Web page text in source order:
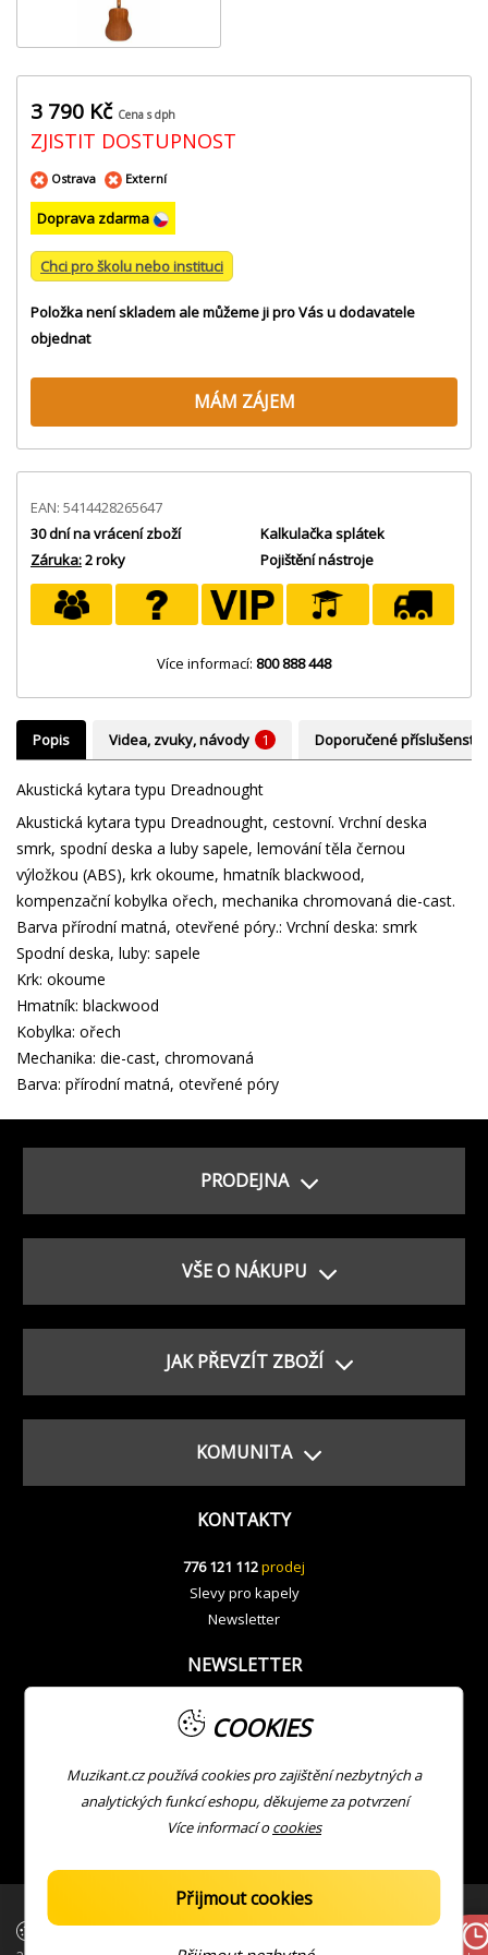
3 790 Kč Cena s dph
ZJISTIT DOSTUPNOST
Ostrava Externí
Doprava zdarma
Chci pro školu nebo instituci
Položka není skladem ale můžeme ji pro Vás u dodavatele
objednat
MÁM ZÁJEM
EAN: 5414428265647
30 dní na vrácení zboží
Záruka:2 roky
Kalkulačka splátek
Pojištění nástroje
Více informací: 800 888 448
Popis Videa, zvuky, návody 1 Doporučené příslušenství
Akustická kytara typu Dreadnought
Akustická kytara typu Dreadnought, cestovní. Vrchní deska
smrk, spodní deska a luby sapele, lemování těla černou
výložkou (ABS), krk okoume, hmatník blackwood,
kompenzační kobylka ořech, mechanika chromovaná die-cast.
Barva přírodní matná, otevřené póry.: Vrchní deska: smrk
Spodní deska, luby: sapele
Krk: okoume
Hmatník: blackwood
Kobylka: ořech
Mechanika: die-cast, chromovaná
Barva: přírodní matná, otevřené póry
PRODEJNA
VŠE O NÁKUPU
JAK PŘEVZÍT ZBOŽÍ
KOMUNITA
KONTAKTY
776 121 112prodej
Slevy pro kapely
Newsletter
NEWSLETTER
| Copyright © Muzikant
Developed with ❤ by JV
COOKIES
Muzikant.cz používá cookies pro zajištění nezbytných a
analytických funkcí eshopu, děkujeme za potvrzení
Více informací ocookies
Přijmout cookies